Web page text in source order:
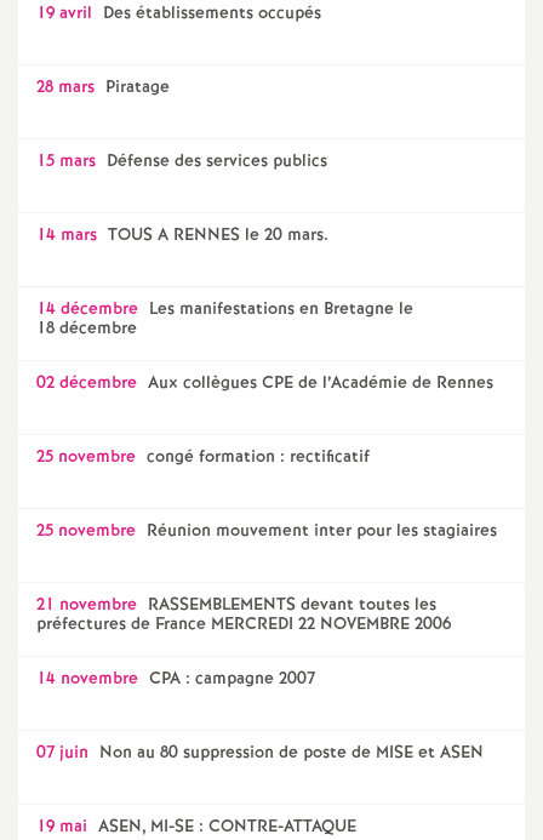
19 avril Des établissements occupés
28 mars Piratage
15 mars Défense des services publics
14 mars TOUS A RENNES le 20 mars.
14 décembre Les manifestations en Bretagne le
18 décembre
02 décembre Aux collègues CPE de l’Académie de Rennes
25 novembre congé formation : rectificatif
25 novembre Réunion mouvement inter pour les stagiaires
21 novembre RASSEMBLEMENTS devant toutes les
préfectures de France MERCREDI 22 NOVEMBRE 2006
14 novembre CPA : campagne 2007
07 juin Non au 80 suppression de poste de MISE et ASEN
19 mai ASEN, MI-SE : CONTRE-ATTAQUE